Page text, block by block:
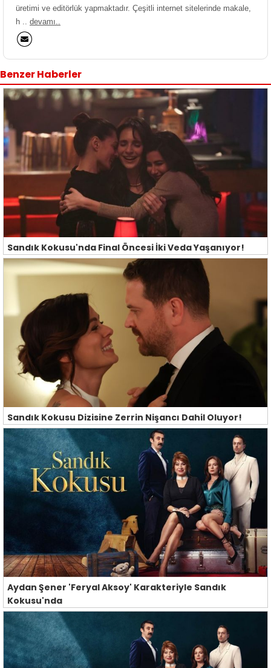
üretimi ve editörlük yapmaktadır. Çeşitli internet sitelerinde makale,
h .. devamı..
Benzer Haberler
Sandık Kokusu'nda Final Öncesi İki Veda Yaşanıyor!
Sandık Kokusu Dizisine Zerrin Nişancı Dahil Oluyor!
Aydan Şener 'Feryal Aksoy' Karakteriyle Sandık
Kokusu'nda